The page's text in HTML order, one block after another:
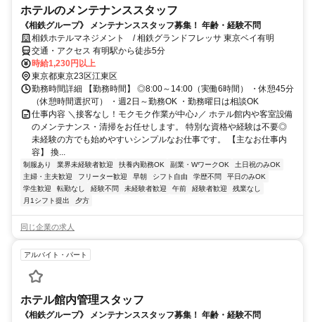
ホテルのメンテナンススタッフ
《相鉄グループ》 メンテナンススタッフ募集！ 年齢・経験不問
相鉄ホテルマネジメント / 相鉄グランドフレッサ 東京ベイ有明
交通・アクセス 有明駅から徒歩5分
時給1,230円以上
東京都東京23区江東区
勤務時間詳細 【勤務時間】 ◎8:00～14:00（実働6時間） ・休憩45分
（休憩時間選択可） ・週2日～勤務OK ・勤務曜日は相談OK
仕事内容 ＼接客なし！モクモク作業が中心♪／ ホテル館内や客室設備
のメンテナンス・清掃をお任せします。 特別な資格や経験は不要◎
未経験の方でも始めやすいシンプルなお仕事です。 【主なお仕事内
容】 換...
制服あり 業界未経験者歓迎 扶養内勤務OK 副業・WワークOK
土日祝のみOK
主婦・主夫歓迎
フリーター歓迎 早朝 シフト自由 学歴不問
平日のみOK
学生歓迎
転勤なし 経験不問 未経験者歓迎 午前 経験者歓迎
残業なし
月1シフト提出
夕方
同じ企業の求人
アルバイト・パート
ホテル館内管理スタッフ
《相鉄グループ》 メンテナンススタッフ募集！ 年齢・経験不問